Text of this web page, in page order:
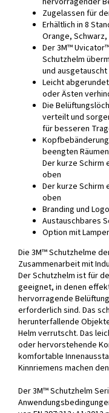
Zugelassen für
Erhältlich in 8
Orange, Schwarz,
Der 3M™
Schutzhelm
und
Leicht
oder Ästen
Die
verteilt und
für besseren
beengten
Der kurze Schirm
oben
Der kurze Schirm
oben
Branding und
Austauschbares
Option mit
Die 3M™ Schutzhelme
Zusammenarbeit mit
Der Schutzhelm ist für
geeignet, in denen
hervorragende
erforderlich sind. Das
herunterfallende
Helm verrutscht. Das
oder hervorstehende
komfortable
Kinnriemens machen
Der 3M™ Schutzhelm